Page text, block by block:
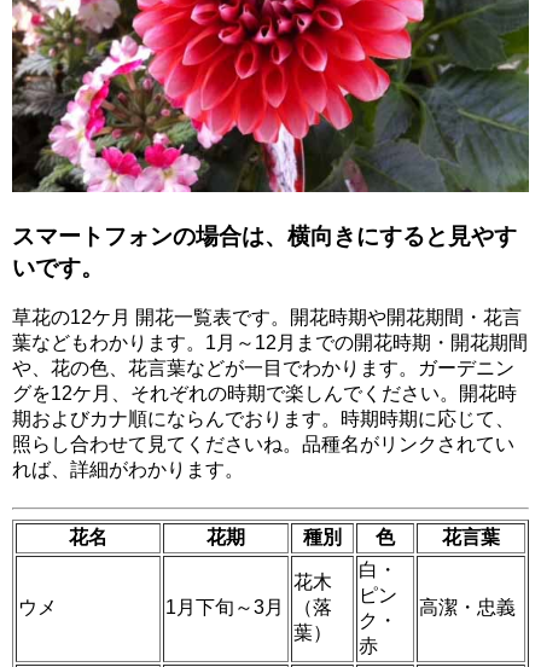
スマートフォンの場合は、横向きにすると見やす
いです。
草花の12ケ月 開花一覧表です。開花時期や開花期間・花言
葉などもわかります。1月～12月までの開花時期・開花期間
や、花の色、花言葉などが一目でわかります。ガーデニン
グを12ケ月、それぞれの時期で楽しんでください。開花時
期およびカナ順にならんでおります。時期時期に応じて、
照らし合わせて見てくださいね。品種名がリンクされてい
れば、詳細がわかります。
花名 花期 種別 色 花言葉
ウメ 1月下旬～3月
花木
（落
葉）
白・
ピン
ク・
赤
高潔・忠義